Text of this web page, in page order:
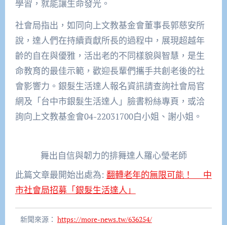
學習，就能讓生命發光。
社會局指出，如同向上文教基金會董事長郭慈安所
說，達人們在持續貢獻所長的過程中，展現超越年
齡的自在與優雅，活出老的不同樣貌與智慧，是生
命教育的最佳示範，歡迎長輩們攜手共創老後的社
會影響力。銀髮生活達人報名資訊請查詢社會局官
網及「台中市銀髮生活達人」臉書粉絲專頁，或洽
詢向上文教基金會04-22031700白小姐、謝小姐。
舞出自信與韌力的排舞達人羅心瑩老師
此篇文章最開始出處為: 翻轉老年的無限可能！ 中
市社會局招募「銀髮生活達人」
新聞來源： https://more-news.tw/636254/